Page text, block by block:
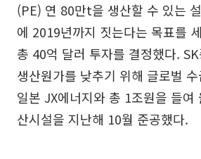
(PE) 연 80만t을 생산할 수 있는
에 2019년까지 짓는다는 목표를
총 40억 달러 투자를 결정했다.
생산원가를 낮추기 위해 글로벌
일본 JX에너지와 총 1조원을 들여
산시설을 지난해 10월 준공했다.